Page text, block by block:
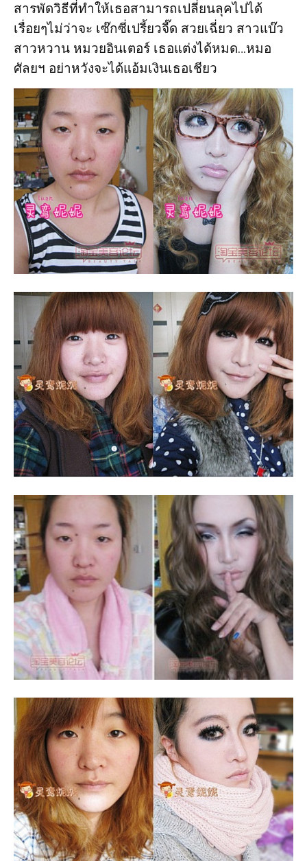
สารพัดวิธีที่ทำให้เธอสามารถเปลี่ยนลุคไปได้
เรื่อยๆไม่ว่าจะ เซ๊กซี่เปรี้ยวจี๊ด สวยเฉี่ยว สาวแบ๊ว
สาวหวาน หมวยอินเตอร์ เธอแต่งได้หมด…หมอ
ศัลยฯ อย่าหวังจะได้แอ้มเงินเธอเชียว